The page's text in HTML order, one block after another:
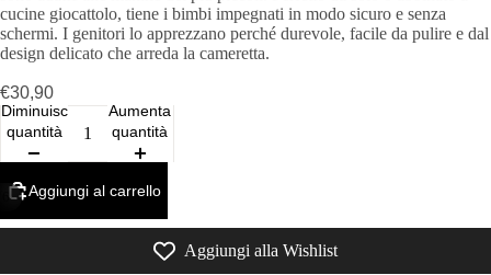
6
cucine giocattolo, tiene i bimbi impegnati in modo sicuro e senza
schermi. I genitori lo apprezzano perché durevole, facile da pulire e dal
design delicato che arreda la cameretta.
€30,90
Diminuisci
quantità
Aumenta
quantità
Aggiungi al carrello
Aggiungi alla Wishlist